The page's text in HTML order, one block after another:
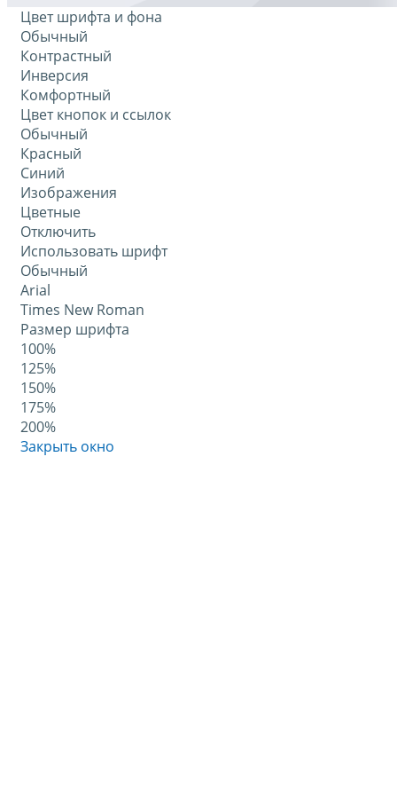
Цвет шрифта и фона
Обычный
Контрастный
Инверсия
Комфортный
Цвет кнопок и ссылок
Обычный
Красный
Синий
Изображения
Цветные
Отключить
Использовать шрифт
Обычный
Arial
Times New Roman
Размер шрифта
100%
125%
150%
175%
200%
Закрыть окно